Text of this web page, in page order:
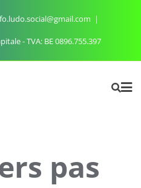
- TVA: BE 0896.755.397
pas